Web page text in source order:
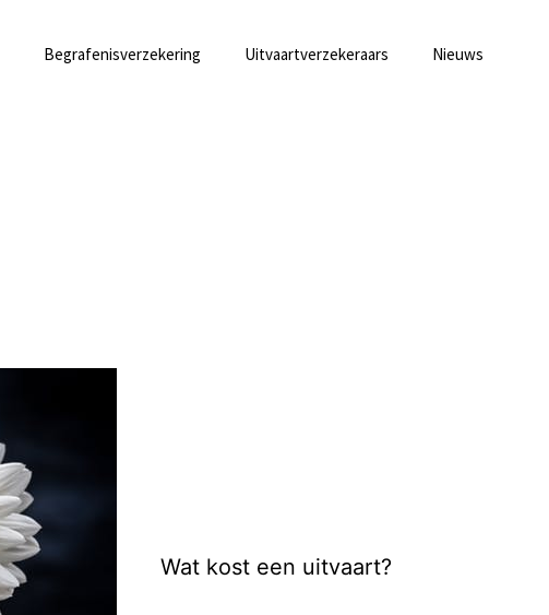
Begrafenisverzekering Uitvaartverzekeraars Nieuws
Wat kost een uitvaart?